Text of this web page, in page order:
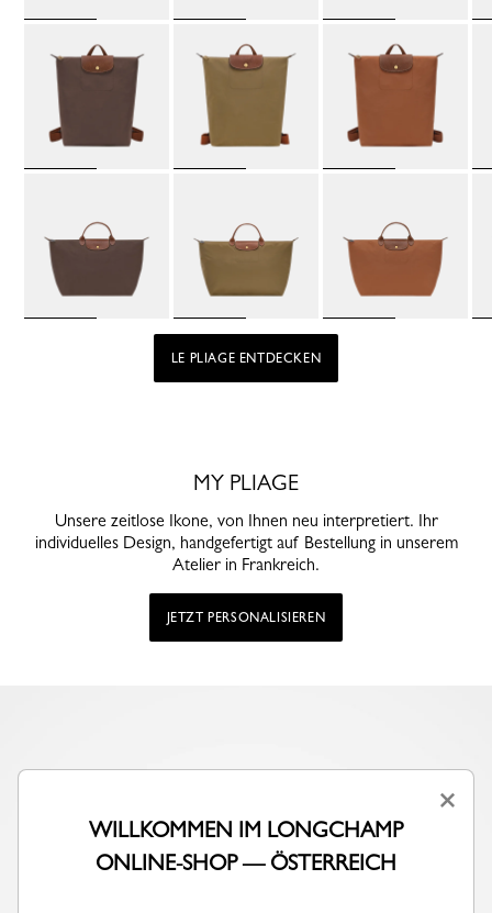
LE PLIAGE ENTDECKEN
MY PLIAGE
Unsere zeitlose Ikone, von Ihnen neu interpretiert. Ihr
individuelles Design, handgefertigt auf Bestellung in unserem
Atelier in Frankreich.
JETZT PERSONALISIEREN
×
WILLKOMMEN IM LONGCHAMP
ONLINE-SHOP — ÖSTERREICH